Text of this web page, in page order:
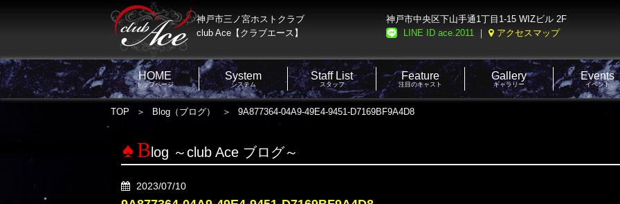
神戸市三ノ宮ホストクラブ
club Ace【クラブエース】
神戸市中央区下山手通1丁目1-15 WIZビル 2F
LINE ID ace.2011 ｜ アクセスマップ
HOME
トップページ
System
システム
Staff List
スタッフ
Feature
注目のキャスト
Gallery
ギャラリー
Events
イベント
TOP Blog（ブログ） 9A877364-04A9-49E4-9451-D7169BF9A4D8
B log ～club Ace ブログ～
2023/07/10